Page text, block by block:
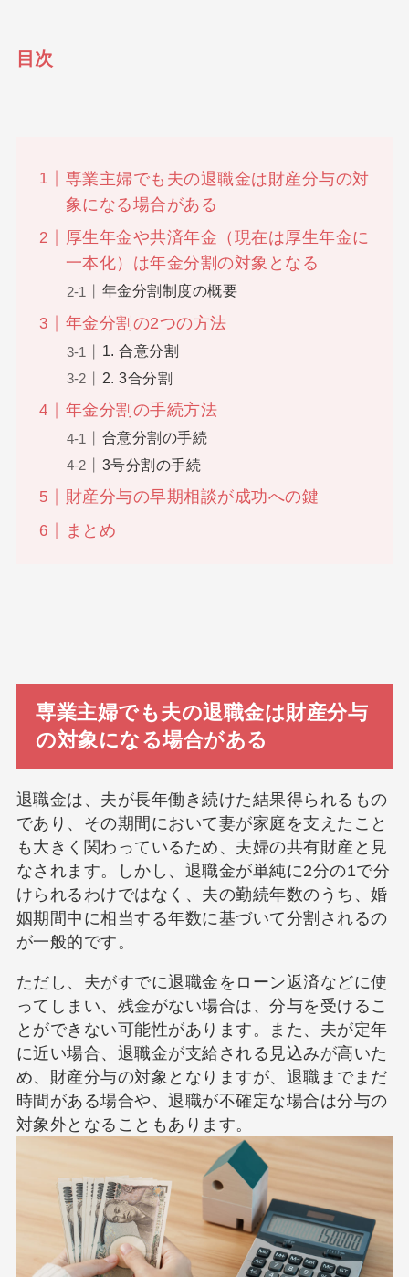
目次
専業主婦でも夫の退職金は財産分与の対
象になる場合がある
厚生年金や共済年金（現在は厚生年金に
一本化）は年金分割の対象となる
年金分割制度の概要
年金分割の2つの方法
1. 合意分割
2. 3合分割
年金分割の手続方法
合意分割の手続
3号分割の手続
財産分与の早期相談が成功への鍵
まとめ
専業主婦でも夫の退職金は財産分与
の対象になる場合がある
退職金は、夫が長年働き続けた結果得られるもの
であり、その期間において妻が家庭を支えたこと
も大きく関わっているため、夫婦の共有財産と見
なされます。しかし、退職金が単純に2分の1で分
けられるわけではなく、夫の勤続年数のうち、婚
姻期間中に相当する年数に基づいて分割されるの
が一般的です。
ただし、夫がすでに退職金をローン返済などに使
ってしまい、残金がない場合は、分与を受けるこ
とができない可能性があります。また、夫が定年
に近い場合、退職金が支給される見込みが高いた
め、財産分与の対象となりますが、退職までまだ
時間がある場合や、退職が不確定な場合は分与の
対象外となることもあります。